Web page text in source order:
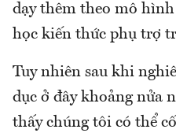
dạy thêm theo mô
học kiến thức phụ trợ
Tuy nhiên sau khi
dục ở đây khoảng nửa
thấy chúng tôi có thể